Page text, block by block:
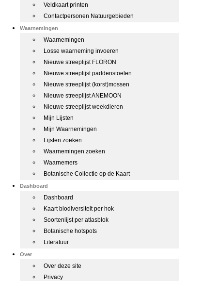
Veldkaart printen
Contactpersonen Natuurgebieden
Waarnemingen
Waarnemingen
Losse waarneming invoeren
Nieuwe streeplijst FLORON
Nieuwe streeplijst paddenstoelen
Nieuwe streeplijst (korst)mossen
Nieuwe streeplijst ANEMOON
Nieuwe streeplijst weekdieren
Mijn Lijsten
Mijn Waarnemingen
Lijsten zoeken
Waarnemingen zoeken
Waarnemers
Botanische Collectie op de Kaart
Dashboard
Dashboard
Kaart biodiversiteit per hok
Soortenlijst per atlasblok
Botanische hotspots
Literatuur
Over
Over deze site
Privacy